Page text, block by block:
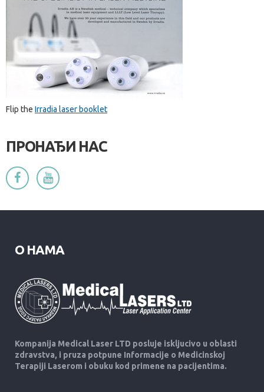
Flip the Irradia laser booklet
ПРОНАЂИ НАС
О НАМА
Kompanija Medical Laser LTD posluje iskljucivo u oblasti
zdravstva, i pruza potpune Informacije o Medicinskoj
Terapiji Laserom i obuku kod primene na pacijentima.